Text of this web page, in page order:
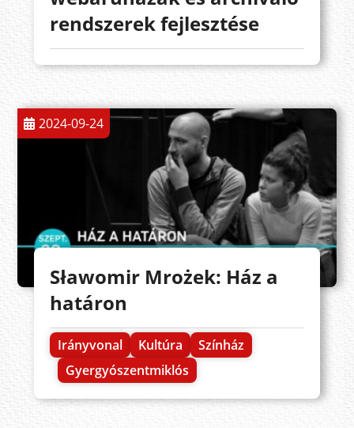
rendszerek fejlesztése
2024-09-24
Sławomir Mrożek: Ház a
határon
Irányvonal Kultúra
Színház
Gyergyószentmiklós